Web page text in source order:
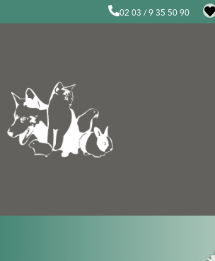
02 03 / 9 35 50 90